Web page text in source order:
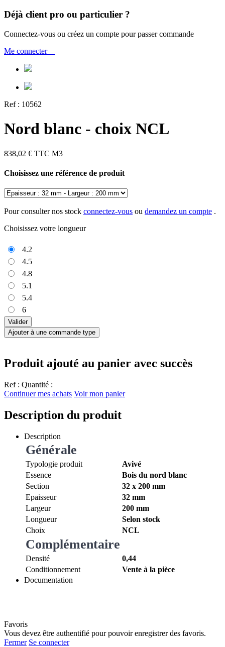
Déjà client pro ou particulier ?
Connectez-vous ou créez un compte pour passer commande
Me connecter
Ref : 10562
Nord blanc - choix NCL
838,02 € TTC M3
Choisissez une référence de produit
Pour consulter nos stock connectez-vous ou demandez un compte .
Choisissez votre longueur
4.2
4.5
4.8
5.1
5.4
6
Valider
Ajouter à une commande type
Produit ajouté au panier avec succès
Ref : Quantité :
Continuer mes achats Voir mon panier
Description du produit
Description
Générale
Typologie produit
Avivé
Essence
Bois du nord blanc
Section
32 x 200 mm
Epaisseur
32 mm
Largeur
200 mm
Longueur
Selon stock
Choix
NCL
Complémentaire
Densité
0,44
Conditionnement
Vente à la pièce
Documentation
Favoris
Vous devez être authentifié pour pouvoir enregistrer des favoris.
Fermer Se connecter